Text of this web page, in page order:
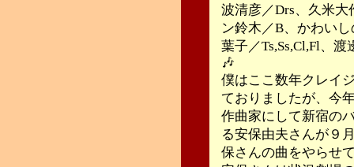
波清彦／Drs、久米大
ン鈴木／B、かわい
葉子／Ts,Ss,Cl,Fl、
🎶
僕はここ数年クレイ
ておりましたが、今
作曲家にして新宿の
る安保由夫さんが９
保さんの曲をやらせ